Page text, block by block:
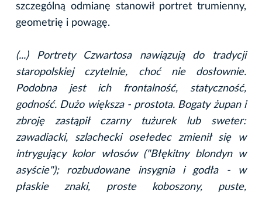
szczególną odmianę stanowił portret trumienny,
geometrię i powagę.
(...) Portrety Czwartosa nawiązują do tradycji
staropolskiej czytelnie, choć nie dosłownie.
Podobna jest ich frontalność, statyczność,
godność. Dużo większa - prostota. Bogaty żupan i
zbroję zastąpił czarny tużurek lub sweter:
zawadiacki, szlachecki osełedec zmienił się w
intrygujący kolor włosów ("Błękitny blondyn w
asyście"); rozbudowane insygnia i godła - w
płaskie znaki, proste koboszony, puste,